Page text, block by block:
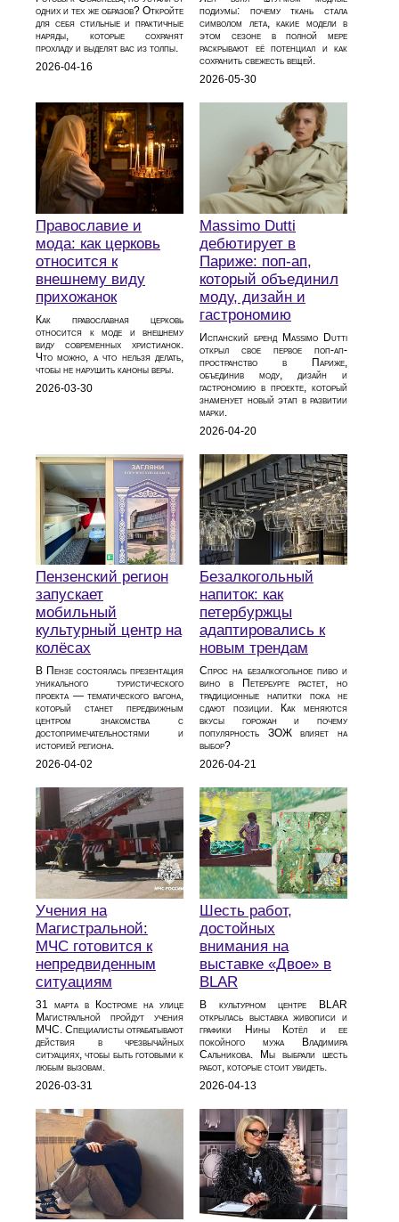
одних и тех же образов? Откройте
для себя стильные и практичные
наряды, которые сохранят
прохладу и выделят вас из толпы.
2026-04-16
подиумы: почему ткань стала
символом лета, какие модели в
этом сезоне в полной мере
раскрывают её потенциал и как
сохранить свежесть вещей.
2026-05-30
Православие и
мода: как церковь
относится к
внешнему виду
прихожанок
Как православная церковь
относится к моде и внешнему
виду современных христианок.
Что можно, а что нельзя делать,
чтобы не нарушить каноны веры.
2026-03-30
Massimo Dutti
дебютирует в
Париже: поп-ап,
который объединил
моду, дизайн и
гастрономию
Испанский бренд Massimo Dutti
открыл свое первое поп-ап-
пространство в Париже,
объединив моду, дизайн и
гастрономию в проекте, который
знаменует новый этап в развитии
марки.
2026-04-20
Пензенский регион
запускает
мобильный
культурный центр на
колёсах
В Пензе состоялась презентация
уникального туристического
проекта — тематического вагона,
который станет передвижным
центром знакомства с
достопримечательностями и
историей региона.
2026-04-02
Безалкогольный
напиток: как
петербуржцы
адаптировались к
новым трендам
Спрос на безалкогольное пиво и
вино в Петербурге растет, но
традиционные напитки пока не
сдают позиции. Как меняются
вкусы горожан и почему
популярность ЗОЖ влияет на
выбор?
2026-04-21
Учения на
Магистральной:
МЧС готовится к
непредвиденным
ситуациям
31 марта в Костроме на улице
Магистральной пройдут учения
МЧС. Специалисты отрабатывают
действия в чрезвычайных
ситуациях, чтобы быть готовыми к
любым вызовам.
2026-03-31
Шесть работ,
достойных
внимания на
выставке «Двое» в
BLAR
В культурном центре BLAR
открылась выставка живописи и
графики Нины Котёл и ее
покойного мужа Владимира
Сальникова. Мы выбрали шесть
работ, которые стоит увидеть.
2026-04-13